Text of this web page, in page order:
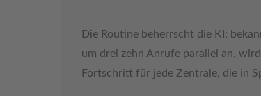
Die Routine beherrscht die KI:
um drei zehn Anrufe parallel an,
Fortschritt für jede Zentrale, die in